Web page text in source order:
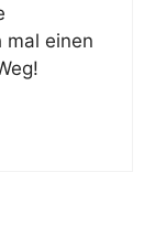
mal einen